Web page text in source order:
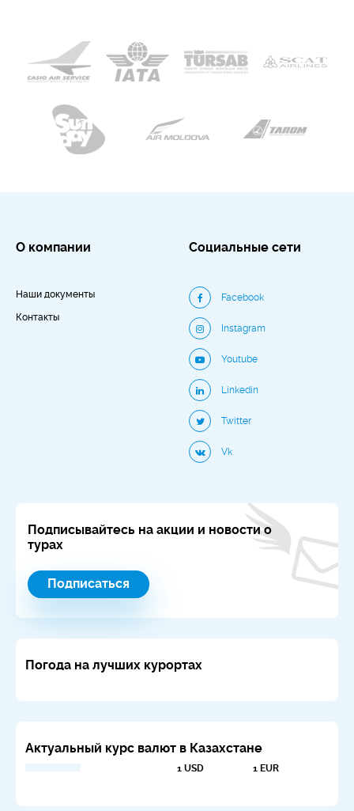
О компании
Наши документы
Контакты
Социальные сети
Facebook
Instagram
Youtube
Linkedin
Twitter
Vk
Подписывайтесь на акции и новости о
турах
Подписаться
Погода на лучших курортах
Актуальный курс валют в Казахстане
1 USD 1 EUR